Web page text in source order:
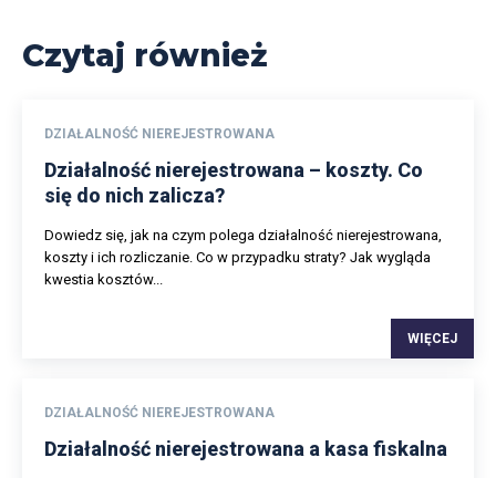
Czytaj również
DZIAŁALNOŚĆ NIEREJESTROWANA
Działalność nierejestrowana – koszty. Co
się do nich zalicza?
Dowiedz się, jak na czym polega działalność nierejestrowana,
koszty i ich rozliczanie. Co w przypadku straty? Jak wygląda
kwestia kosztów...
WIĘCEJ
DZIAŁALNOŚĆ NIEREJESTROWANA
Działalność nierejestrowana a kasa fiskalna